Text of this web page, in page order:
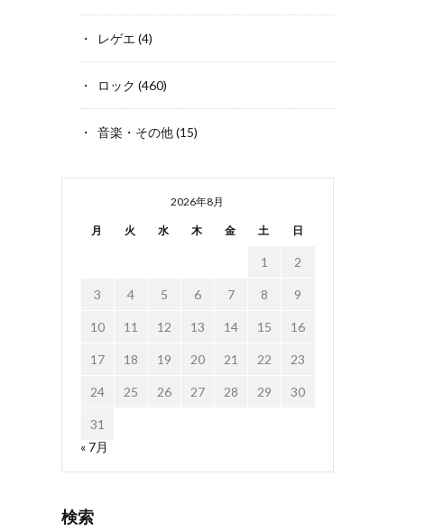
レゲエ (4)
ロック (460)
音楽・その他(15)
2026年8月
月 火 水 木 金 土 日
1 2
3 4 5 6 7 8 9
10 11 12 13 14 15 16
17 18 19 20 21 22 23
24 25 26 27 28 29 30
31
« 7月
検索